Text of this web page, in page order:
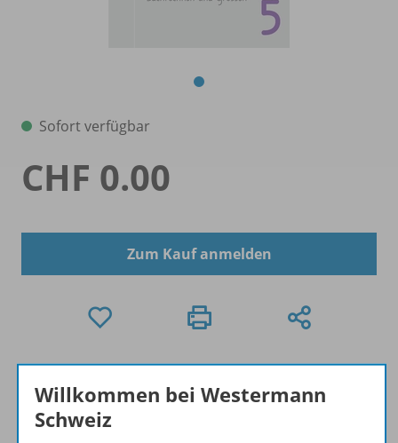
Sofort verfügbar
CHF 0.00
Zum Kauf anmelden
Exklusiv für Lehrpersonen
Dieses Produkt darf nur von Lehrpersonen und
Erzieher/-innen erworben werden. Bitte
Willkommen bei Westermann
Schweiz